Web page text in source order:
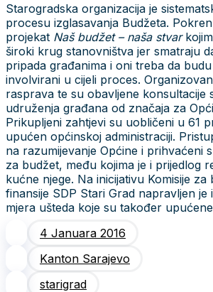
Starogradska organizacija je
procesu izglasavanja Budžeta.
projekat Naš budžet – naša stvar
široki krug stanovništva jer smatraju
pripada građanima i oni treba da
involvirani u cijeli proces.
rasprava te su obavljene konsultacije
udruženja građana od značaja za
Prikupljeni zahtjevi su uobličeni u 61
upućen općinskoj administraciji.
na razumijevanje Općine i prihvaćeni
za budžet, među kojima je i prijedlog
kućne njege. Na inicijativu Komisije za
finansije SDP Stari Grad napravljen je
mjera ušteda koje su također
4 Januara 2016
Kanton Sarajevo
starigrad